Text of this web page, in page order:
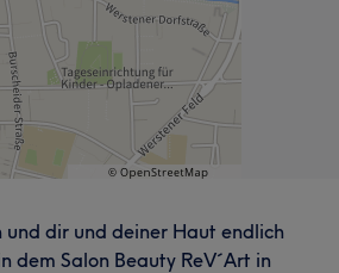
und dir und deiner Haut endlich
dem Salon Beauty ReV´Art in